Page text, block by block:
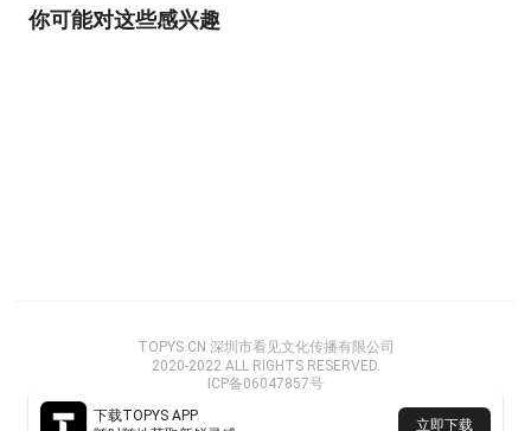
你可能对这些感兴趣
下载TOPYS APP
立即下载
TOPYS.CN 深圳市看见文化传播有限公司
2020-2022 ALL RIGHTS RESERVED.
ICP备06047857号